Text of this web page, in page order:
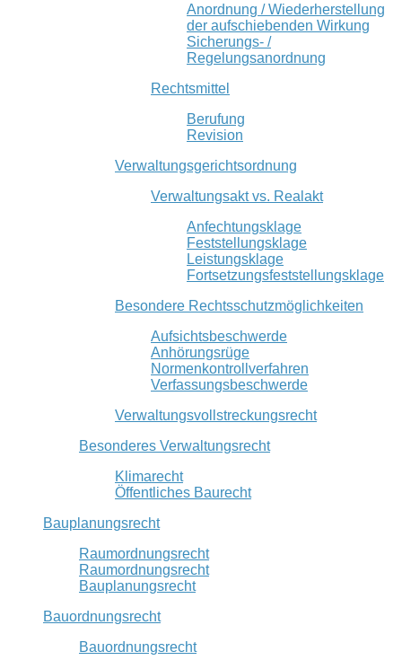
Anordnung / Wiederherstellung
der aufschiebenden Wirkung
Sicherungs- /
Regelungsanordnung
Rechtsmittel
Berufung
Revision
Verwaltungsgerichtsordnung
Verwaltungsakt vs. Realakt
Anfechtungsklage
Feststellungsklage
Leistungsklage
Fortsetzungsfeststellungsklage
Besondere Rechtsschutzmöglichkeiten
Aufsichtsbeschwerde
Anhörungsrüge
Normenkontrollverfahren
Verfassungsbeschwerde
Verwaltungsvollstreckungsrecht
Besonderes Verwaltungsrecht
Klimarecht
Öffentliches Baurecht
Bauplanungsrecht
Raumordnungsrecht
Raumordnungsrecht
Bauplanungsrecht
Bauordnungsrecht
Bauordnungsrecht